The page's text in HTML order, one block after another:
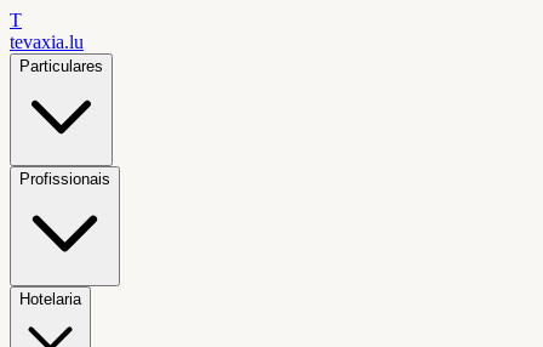
T
tevaxia.lu
Particulares
Profissionais
Hotelaria